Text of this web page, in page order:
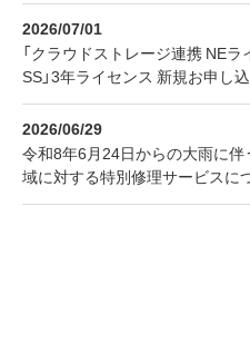
2026/07/01
「クラウドストレージ連携 NE
SS」3年ライセンス 新規お申し
2026/06/29
令和8年6月24日からの大雨に
域に対する特別修理サービスに